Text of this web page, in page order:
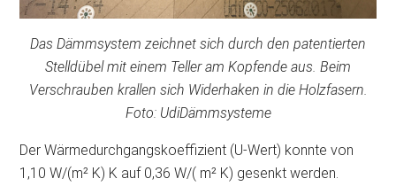
Das Dämmsystem zeichnet sich durch den patentierten
Stelldübel mit einem Teller am Kopfende aus. Beim
Verschrauben krallen sich Widerhaken in die Holzfasern.
Foto: UdiDämmsysteme
Der Wärmedurchgangskoeffizient (U-Wert) konnte von
1,10 W/(m² K) K auf 0,36 W/( m² K) gesenkt werden.